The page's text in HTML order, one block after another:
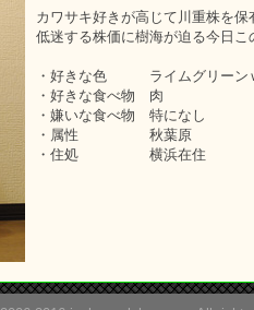
カワサキ好きが高じて川重株を保
低迷する株価に樹海が迫る今日こ
・好きな色 ライムグリーン
・好きな食べ物 肉
・嫌いな食べ物 特になし
・属性 秋葉原
・住処 横浜在住